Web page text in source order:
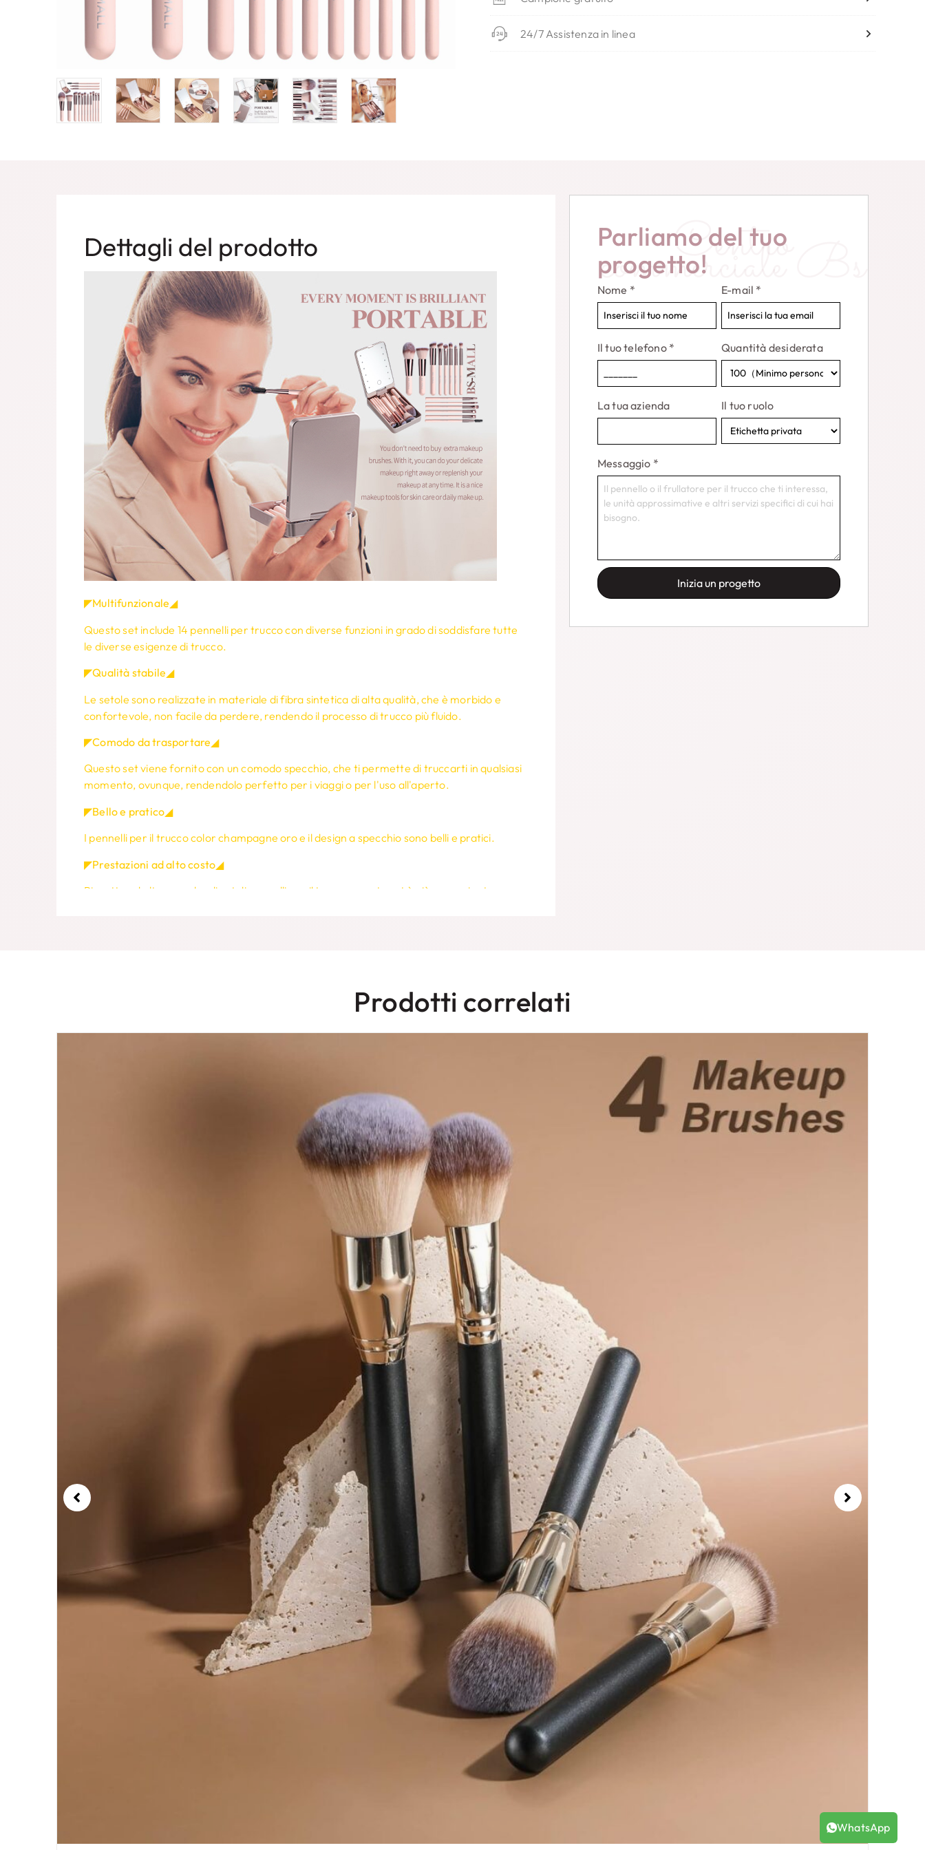
24/7 Assistenza in linea
Parliamo del tuo
progetto!Centro
commerciale Bs
Nome * E-mail *
Il tuo telefono * Quantità desiderata
La tua azienda Il tuo ruolo
Messaggio *
Inizia un progetto
Dettagli del prodotto
◤Multifunzionale◢
Questo set include 14 pennelli per trucco con diverse funzioni in grado di soddisfare tutte
le diverse esigenze di trucco.
◤Qualità stabile◢
Le setole sono realizzate in materiale di fibra sintetica di alta qualità, che è morbido e
confortevole, non facile da perdere, rendendo il processo di trucco più fluido.
◤Comodo da trasportare◢
Questo set viene fornito con un comodo specchio, che ti permette di truccarti in qualsiasi
momento, ovunque, rendendolo perfetto per i viaggi o per l'uso all'aperto.
◤Bello e pratico◢
I pennelli per il trucco color champagne oro e il design a specchio sono belli e pratici.
◤Prestazioni ad alto costo◢
Rispetto ad altre marche di set di pennelli per il trucco, questo set è più conveniente e
morbido e confortevole, non facile da perdere, rendendo il processo di trucco più fluido.
Inoltre, questo set viene fornito anche con un comodo specchio, che ti permette di
truccarti in qualsiasi momento, ovunque, rendendolo perfetto per i viaggi o per l'uso
Prodotti correlati
WhatsApp